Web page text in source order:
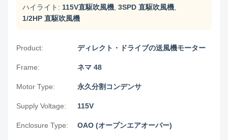
ハイライト: 115V直駆吹風機 3SPD 直駆吹風機
1/2HP 直駆吹風機
Product: ディレクト・ドライブの送風機モーター
Frame: ネマ 48
Motor Type: 永久分割コンデンサ
Supply Voltage: 115V
Enclosure Type: OAO (オープンエアオーバー)